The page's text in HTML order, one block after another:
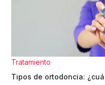
Tratamiento
Tipos de ortodoncia: